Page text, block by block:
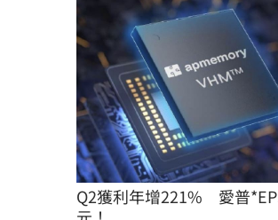
Q2獲利年增221%　愛普